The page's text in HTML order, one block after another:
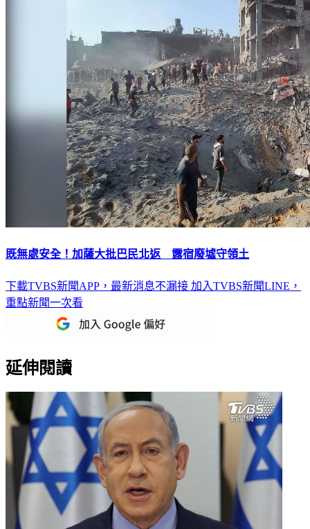
既無處安全！加薩大批巴民北返 露宿廢墟守領土
下載TVBS新聞APP，最新消息不漏接 加入TVBS新聞LINE，
重點新聞一次看
延伸閱讀